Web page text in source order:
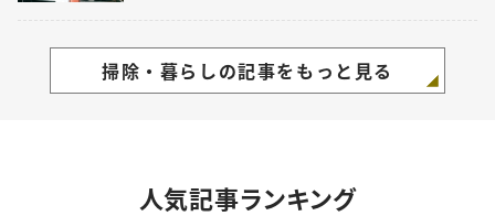
掃除・暮らしの記事をもっと見る
人気記事ランキング